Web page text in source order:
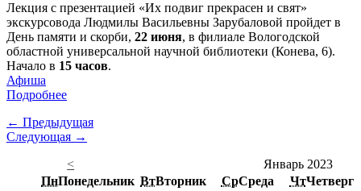
Лекция с презентацией «Их подвиг прекрасен и свят»
экскурсовода Людмилы Васильевны Зарубаловой пройдет в
День памяти и скорби, 22 июня, в филиале Вологодской
областной универсальной научной библиотеки (Конева, 6).
Начало в 15 часов.
Афиша
Подробнее
← Предыдущая
Следующая →
<
Январь 2023
ПнПонедельник ВтВторник СрСреда ЧтЧетверг